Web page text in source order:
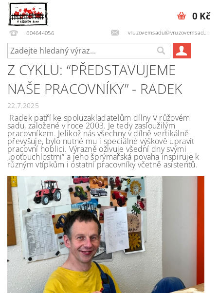
604644056 vruzovemsadu@vruzovemsadu.cz
0 Kč
Z CYKLU: “PŘEDSTAVUJEME
NAŠE PRACOVNÍKY” - RADEK
22.7.2025
Radek patří ke spoluzakladatelům dílny V růžovém
sadu, založené v roce 2003. Je tedy zasloužilým
pracovníkem. Jelikož nás všechny v dílně vertikálně
převyšuje, bylo nutné mu i speciálně výškově upravit
pracovní hoblici. Výrazně oživuje všední dny svými
„poťouchlostmi“ a jeho šprýmařská povaha inspiruje k
různým vtípkům i ostatní pracovníky včetně asistentů.